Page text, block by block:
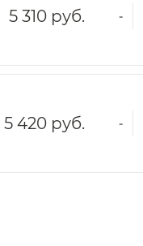
5 310 руб. -
5 420 руб. -